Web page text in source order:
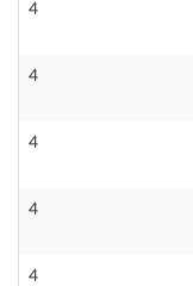
4
4
4
4
4